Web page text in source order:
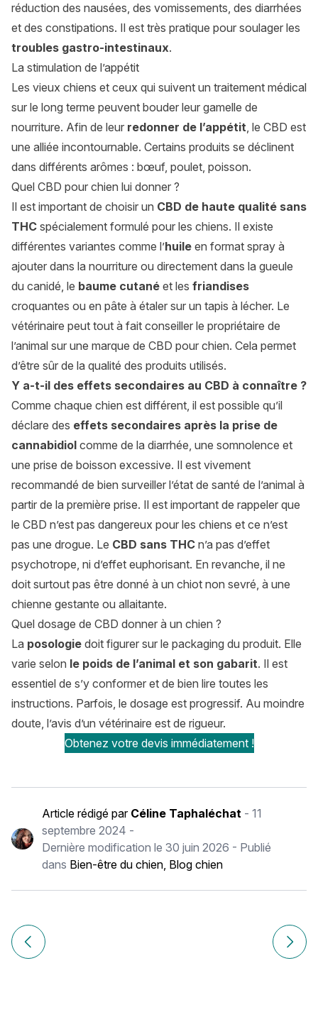
réduction des nausées, des vomissements, des diarrhées
et des constipations. Il est très pratique pour soulager les
troubles gastro-intestinaux.
La stimulation de l’appétit
Les vieux chiens et ceux qui suivent un traitement médical
sur le long terme peuvent bouder leur gamelle de
nourriture. Afin de leur redonner de l’appétit, le CBD est
une alliée incontournable. Certains produits se déclinent
dans différents arômes : bœuf, poulet, poisson.
Quel CBD pour chien lui donner ?
Il est important de choisir un CBD de haute qualité sans
THC spécialement formulé pour les chiens. Il existe
différentes variantes comme l’huile en format spray à
ajouter dans la nourriture ou directement dans la gueule
du canidé, le baume cutané et les friandises
croquantes ou en pâte à étaler sur un tapis à lécher. Le
vétérinaire peut tout à fait conseiller le propriétaire de
l’animal sur une marque de CBD pour chien. Cela permet
d’être sûr de la qualité des produits utilisés.
Y a-t-il des effets secondaires au CBD à connaître ?
Comme chaque chien est différent, il est possible qu’il
déclare des effets secondaires après la prise de
cannabidiol comme de la diarrhée, une somnolence et
une prise de boisson excessive. Il est vivement
recommandé de bien surveiller l’état de santé de l’animal à
partir de la première prise. Il est important de rappeler que
le CBD n’est pas dangereux pour les chiens et ce n’est
pas une drogue. Le CBD sans THC n’a pas d’effet
psychotrope, ni d’effet euphorisant. En revanche, il ne
doit surtout pas être donné à un chiot non sevré, à une
chienne gestante ou allaitante.
Quel dosage de CBD donner à un chien ?
La posologie doit figurer sur le packaging du produit. Elle
varie selon le poids de l’animal et son gabarit. Il est
essentiel de s’y conformer et de bien lire toutes les
instructions. Parfois, le dosage est progressif. Au moindre
doute, l’avis d’un vétérinaire est de rigueur.
Obtenez votre devis immédiatement !
Article rédigé par Céline Taphaléchat- 11
septembre 2024 -
Dernière modification le 30 juin 2026 - Publié
dans Bien-être du chien, Blog chien
Navigation
de
Article précédent Boston Terrier : histoire, caractère,Article